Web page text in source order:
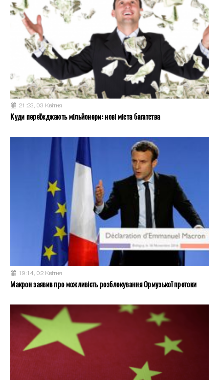
21:23, 03 Квітня
Куди переїжджають мільйонери: нові міста багатства
19:14, 02 Квітня
Макрон заявив про можливість розблокування Ормузької протоки